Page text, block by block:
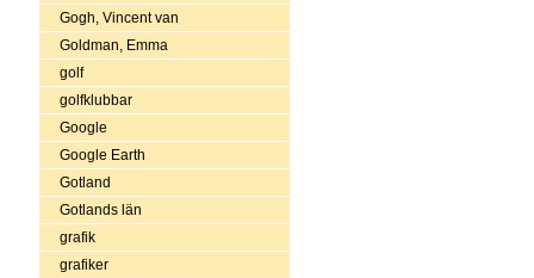
Gogh, Vincent van
Goldman, Emma
golf
golfklubbar
Google
Google Earth
Gotland
Gotlands län
grafik
grafiker